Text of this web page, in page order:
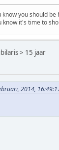
you should be
know it's time to
> 15 jaar
2014,